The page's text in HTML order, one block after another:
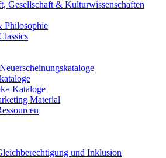
Gesellschaft & Kulturwissenschaften
Philosophie
Kataloge
Material
und Inklusion